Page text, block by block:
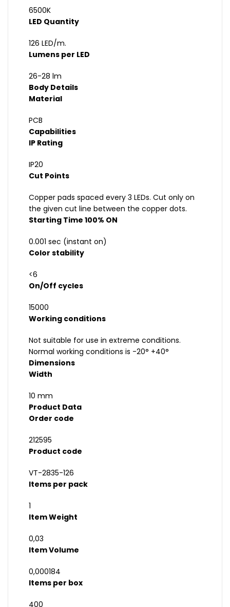
6500K
LED Quantity
126 LED/m.
Lumens per LED
26-28 lm
Body Details
Material
PCB
Capabilities
IP Rating
IP20
Cut Points
Copper pads spaced every 3 LEDs. Cut only on
the given cut line between the copper dots.
Starting Time 100% ON
0.001 sec (instant on)
Color stability
<6
On/Off cycles
15000
Working conditions
Not suitable for use in extreme conditions.
Normal working conditions is -20° +40°
Dimensions
Width
10 mm
Product Data
Order code
212595
Product code
VT-2835-126
Items per pack
1
Item Weight
0,03
Item Volume
0,000184
Items per box
400